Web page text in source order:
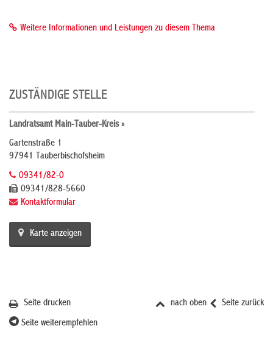
Weitere Informationen und Leistungen zu diesem Thema
ZUSTÄNDIGE STELLE
Landratsamt Main-Tauber-Kreis »
Gartenstraße 1
97941 Tauberbischofsheim
09341/82-0
09341/828-5660
Kontaktformular
Karte anzeigen
Seite zurück
nach oben
Seite drucken
Seite weiterempfehlen